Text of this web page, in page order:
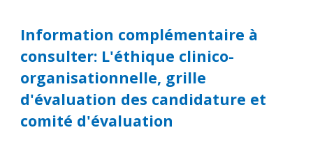
Information complémentaire à
consulter: L'éthique clinico-
organisationnelle, grille
d'évaluation des candidature et
comité d'évaluation